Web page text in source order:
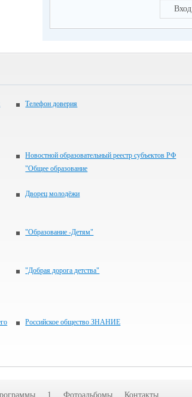
Вход
Телефон доверия
Новостной образовательный реестр субъектов РФ
"Общее образование
Дворец молодёжи
"Образование -Детям"
"Добрая дорога детства"
Российское общество ЗНАНИЕ
1 Фотоальбомы Контакты